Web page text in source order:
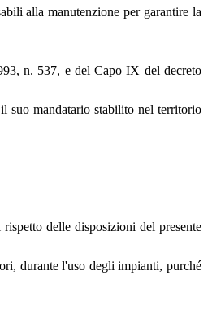
alla manutenzione per garantire la
n. 537, e del Capo IX del decreto
suo mandatario stabilito nel territorio
delle disposizioni del presente
durante l'uso degli impianti, purché